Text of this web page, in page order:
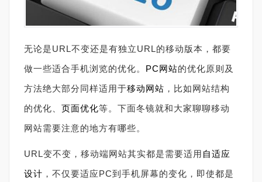
无论是URL不变还是有独立URL的移动版本，都要
做一些适合手机浏览的优化。 PC网站的优化原则及
方法绝大部分同样适用于移动网站 ，比如网站结构
的优化、 页面优化等。下面冬镜就和大家聊聊移动
网站需要注意的地方有哪些。
URL变不变，移动端网站其实都是需要适用 自适应
设计 ，不仅要适应PC到手机屏幕的变化，即使都是